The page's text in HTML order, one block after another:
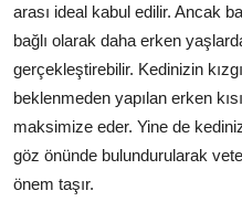
arası ideal kabul edilir. Ancak
bağlı olarak daha erken
gerçekleştirebilir. Kedinizin
beklenmeden yapılan erken
maksimize eder. Yine de
göz önünde bulundurularak
önem taşır.